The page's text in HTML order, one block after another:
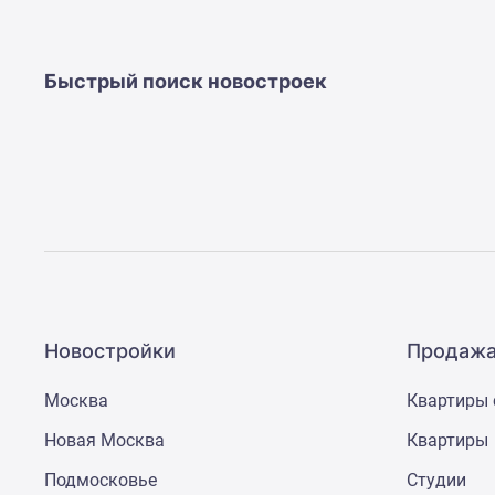
Быстрый поиск новостроек
Новостройки
Москва
Новая Москва
Подмосковье
Квартиры
Квартиры
Студии